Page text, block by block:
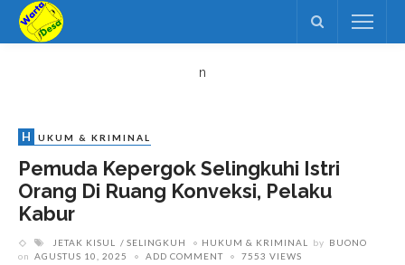
n
H UKUM & KRIMINAL
Pemuda Kepergok Selingkuhi Istri
Orang Di Ruang Konveksi, Pelaku
Kabur
JETAK KISUL SELINGKUH HUKUM & KRIMINAL by BUONO
on AGUSTUS 10, 2025 ADD COMMENT 7553 VIEWS